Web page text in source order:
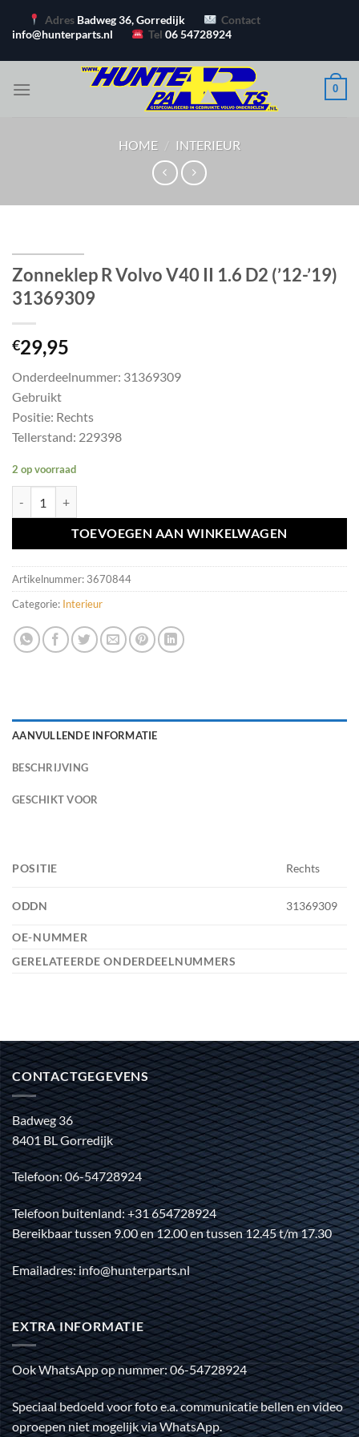
naar
Adres Badweg 36, Gorredijk
Contact
info@hunterparts.nl
Tel06 54728924
0
HOME / INTERIEUR
Zonneklep R Volvo V40 II 1.6 D2 (’12-’19)
31369309
€29,95
Onderdeelnummer: 31369309
Gebruikt
Positie: Rechts
Tellerstand: 229398
2 op voorraad
TOEVOEGEN AAN WINKELWAGEN
Artikelnummer: 3670844
Categorie: Interieur
AANVULLENDE INFORMATIE
BESCHRIJVING
GESCHIKT VOOR
POSITIE Rechts
ODDN 31369309
OE-NUMMER
GERELATEERDE ONDERDEELNUMMERS
CONTACTGEGEVENS
Badweg 36
8401 BL Gorredijk
Telefoon: 06-54728924
Telefoon buitenland: +31 654728924
Bereikbaar tussen 9.00 en 12.00 en tussen 12.45 t/m 17.30
Emailadres: info@hunterparts.nl
EXTRA INFORMATIE
Ook WhatsApp op nummer: 06-54728924
Speciaal bedoeld voor foto e.a. communicatie bellen en video
oproepen niet mogelijk via WhatsApp.